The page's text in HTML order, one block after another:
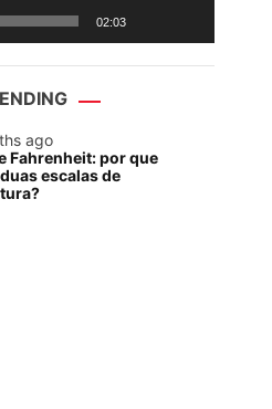
02:03
ago
Fahrenheit: por que
escalas de